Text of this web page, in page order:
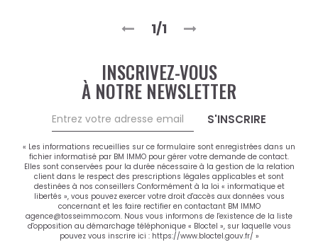
1/1
INSCRIVEZ-VOUS
À NOTRE NEWSLETTER
S'INSCRIRE
« Les informations recueillies sur ce formulaire sont enregistrées dans un
fichier informatisé par BM IMMO pour gérer votre demande de contact.
Elles sont conservées pour la durée nécessaire à la gestion de la relation
client dans le respect des prescriptions légales applicables et sont
destinées à nos conseillers Conformément à la loi « informatique et
libertés », vous pouvez exercer votre droit d'accès aux données vous
concernant et les faire rectifier en contactant BM IMMO
agence@tosseimmo.com. Nous vous informons de l'existence de la liste
d'opposition au démarchage téléphonique « Bloctel », sur laquelle vous
pouvez vous inscrire ici : https://www.bloctel.gouv.fr/ »